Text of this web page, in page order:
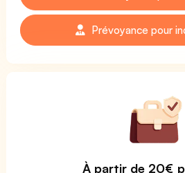
Prévoyance pour
À partir de 20€